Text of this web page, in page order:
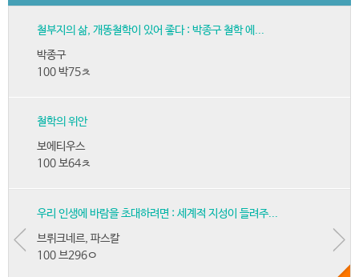
철부지의 삶, 개똥철학이 있어 좋다 : 박종구 철학 에...
박종구
100 박75ㅊ
철학의 위안
보에티우스
100 보64ㅊ
우리 인생에 바람을 초대하려면 : 세계적 지성이 들려주...
브뤼크네르, 파스칼
100 브296ㅇ